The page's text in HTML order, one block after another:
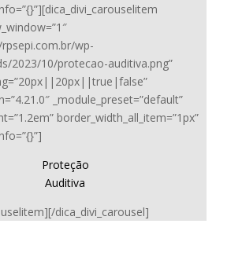
wp-
2023/10/protecao-auditiva.png”
_module_preset=”default”
border_width_all_item=”1px”
Proteção
Auditiva
dica_divi_carousel]